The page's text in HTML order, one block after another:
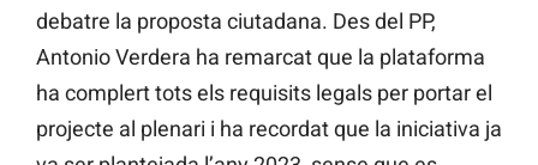
debatre la proposta ciutadana. Des del PP,
Antonio Verdera ha remarcat que la plataforma
ha complert tots els requisits legals per portar el
projecte al plenari i ha recordat que la iniciativa ja